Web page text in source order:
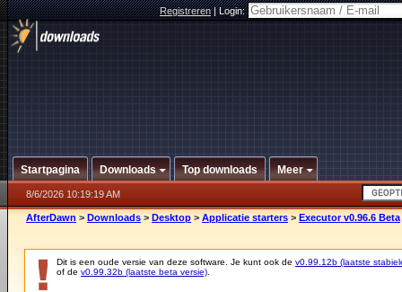
Registreren|Login:
Startpagina Downloads Top downloads Meer
8/6/2026 10:19:19 AM
AfterDawn > Downloads > Desktop > Applicatie starters > Executor v0.96.6 Beta
Dit is een oude versie van deze software. Je kunt ook de v0.99.12b (laatste
of de v0.99.32b (laatste beta versie)